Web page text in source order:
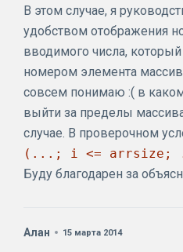
В этом случае, я
удобством отображения
вводимого числа,
номером элемента
совсем понимаю :( в
выйти за пределы
случае. В проверочном
(...; i <= arrsize;
Буду благодарен за
Алан 15 марта 2014